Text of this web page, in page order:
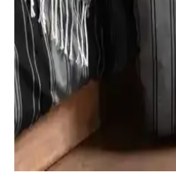
Modern çizgili tasarımı ve %80
dayanıklı ve şık nevresim takımı,
sağlar.
My Story ve Valezium
Takımları Karşılaştırması
İki popüler çift kişilik nevresim
Çarşaflı ve Valezium Başak'ı detaylı
Tasarım, kumaş kalitesi ve
yapmanıza yardımcı oluyoruz.